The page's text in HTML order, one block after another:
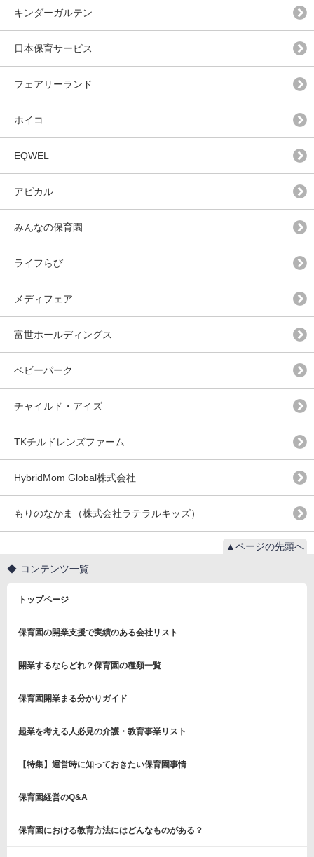
キンダーガルテン
日本保育サービス
フェアリーランド
ホイコ
EQWEL
アピカル
みんなの保育園
ライフらび
メディフェア
富世ホールディングス
ベビーパーク
チャイルド・アイズ
TKチルドレンズファーム
HybridMom Global株式会社
もりのなかま（株式会社ラテラルキッズ）
▲ページの先頭へ
コンテンツ一覧
トップページ
保育園の開業支援で実績のある会社リスト
開業するならどれ？保育園の種類一覧
保育園開業まる分かりガイド
起業を考える人必見の介護・教育事業リスト
【特集】運営時に知っておきたい保育園事情
保育園経営のQ&A
保育園における教育方法にはどんなものがある？